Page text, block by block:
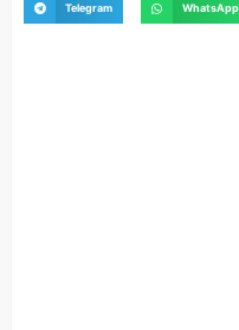
Telegram WhatsApp